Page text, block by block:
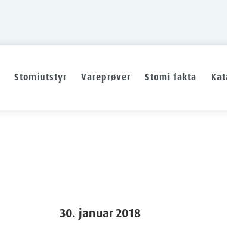
Stomiutstyr Vareprøver Stomi fakta
30. januar 2018